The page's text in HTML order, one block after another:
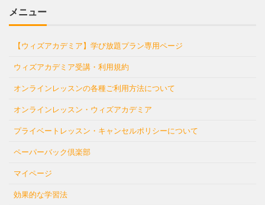
メニュー
【ウィズアカデミア】学び放題プラン専用ページ
ウィズアカデミア受講・利用規約
オンラインレッスンの各種ご利用方法について
オンラインレッスン・ウィズアカデミア
プライベートレッスン・キャンセルポリシーについて
ペーパーバック倶楽部
マイページ
効果的な学習法